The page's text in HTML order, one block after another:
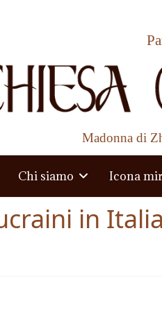
Madonna di
Chi siamo Icona
in